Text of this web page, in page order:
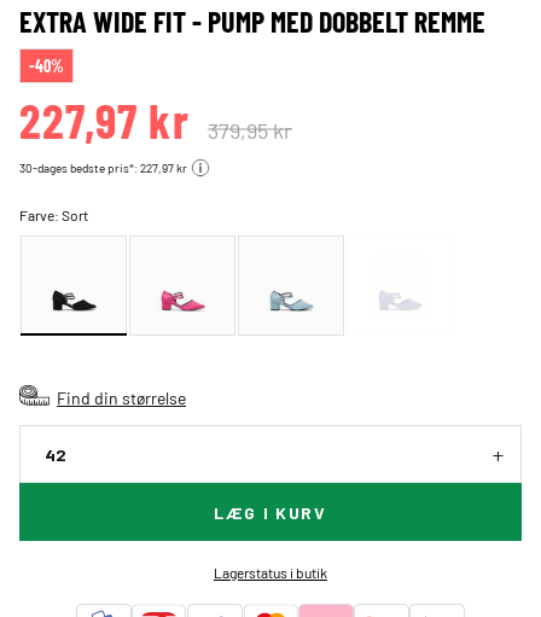
EXTRA WIDE FIT - PUMP MED DOBBELT REMME
-40%
227,97 kr 379,95 kr
30-dages bedste pris*: 227,97 kr
Farve:Sort
Find din størrelse
42
LÆG I KURV
Lagerstatus i butik